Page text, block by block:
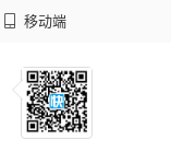
移动端